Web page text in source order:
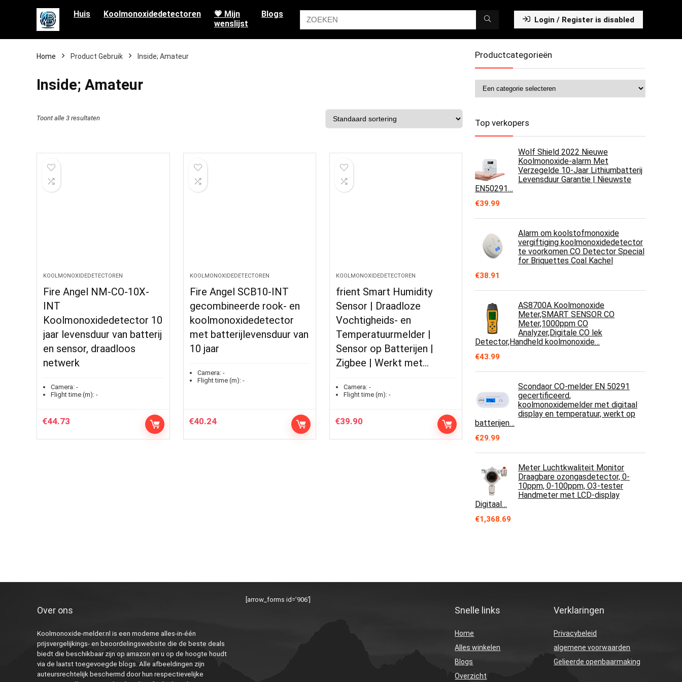
Huis Koolmonoxidedetectoren
💗 Mijn
wenslijst
Blogs
Login / Register is disabled
Home Product Gebruik ‎Inside; Amateur
‎Inside; Amateur
Toont alle 3 resultaten
KOOLMONOXIDEDETECTOREN
Fire Angel NM-CO-10X-
INT
Koolmonoxidedetector 10
jaar levensduur van batterij
en sensor, draadloos
netwerk
Camera: -
Flight time (m): -
€44.73
KOOLMONOXIDEDETECTOREN
Fire Angel SCB10-INT
gecombineerde rook- en
koolmonoxidedetector
met batterijlevensduur van
10 jaar
Camera:-
Flight time (m):-
€40.24
KOOLMONOXIDEDETECTOREN
frient Smart Humidity
Sensor | Draadloze
Vochtigheids- en
Temperatuurmelder |
Sensor op Batterijen |
Zigbee | Werkt met…
Camera: -
Flight time (m): -
€39.90
Productcategorieën
Top verkopers
Wolf Shield 2022 Nieuwe
Koolmonoxide-alarm Met
Verzegelde 10-Jaar Lithiumbatterij
Levensduur Garantie | Nieuwste
EN50291…
€39.99
Alarm om koolstofmonoxide
vergiftiging koolmonoxidedetector
te voorkomen CO Detector Special
for Briquettes Coal Kachel
€38.91
AS8700A Koolmonoxide
Meter,SMART SENSOR CO
Meter,1000ppm CO
Analyzer,Digitale CO lek
Detector,Handheld koolmonoxide…
€43.99
Scondaor CO-melder EN 50291
gecertificeerd,
koolmonoxidemelder met digitaal
display en temperatuur, werkt op
batterijen…
€29.99
Meter Luchtkwaliteit Monitor
Draagbare ozongasdetector, 0-
10ppm, 0-100ppm, O3-tester
Handmeter met LCD-display
Digitaal…
€1,368.69
Over ons
Koolmonoxide-melder.nl is een moderne alles-in-één
prijsvergelijkings- en beoordelingswebsite die de beste deals
biedt die beschikbaar zijn op amazon en u op de hoogte houdt
via de laatst toegevoegde blogs. Alle afbeeldingen zijn
auteursrechtelijk beschermd door hun respectievelijke
[arrow_forms id=’906′]
Snelle links
Home
Alles winkelen
Blogs
Overzicht
Verklaringen
Privacybeleid
algemene voorwaarden
Gelieerde openbaarmaking